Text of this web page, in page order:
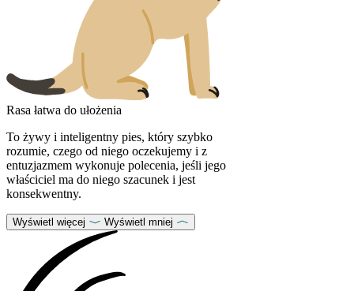
Rasa łatwa do ułożenia
To żywy i inteligentny pies, który szybko
rozumie, czego od niego oczekujemy i z
entuzjazmem wykonuje polecenia, jeśli jego
właściciel ma do niego szacunek i jest
konsekwentny.
Wyświetl więcej Wyświetl mniej